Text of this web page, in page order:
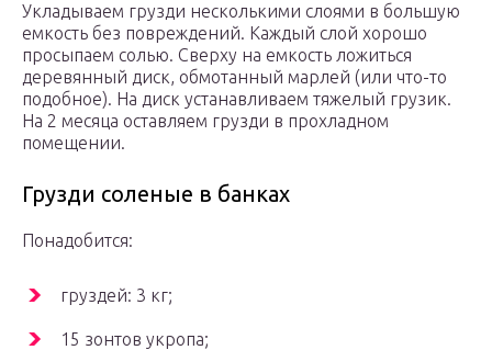
Укладываем грузди несколькими слоями в большую
емкость без повреждений. Каждый слой хорошо
просыпаем солью. Сверху на емкость ложиться
деревянный диск, обмотанный марлей (или что-то
подобное). На диск устанавливаем тяжелый грузик.
На 2 месяца оставляем грузди в прохладном
помещении.
Грузди соленые в банках
Понадобится:
груздей: 3 кг;
15 зонтов укропа;